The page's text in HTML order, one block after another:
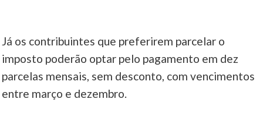
Já os contribuintes que preferirem parcelar o
imposto poderão optar pelo pagamento em dez
parcelas mensais, sem desconto, com vencimentos
entre março e dezembro.